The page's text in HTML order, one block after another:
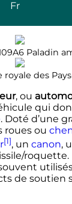
Fr
Paladin
royale des
, ou
qui
. Doté d’une
roues ou
[1], un canon,
roquette.
de soutien